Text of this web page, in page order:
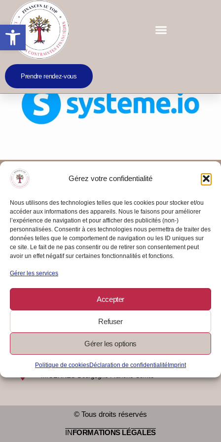
Gérez votre confidentialité
Nous utilisons des technologies telles que les cookies pour stocker et/ou
accéder aux informations des appareils. Nous le faisons pour améliorer
l’expérience de navigation et pour afficher des publicités (non-)
personnalisées. Consentir à ces technologies nous permettra de traiter des
données telles que le comportement de navigation ou les ID uniques sur
ce site. Le fait de ne pas consentir ou de retirer son consentement peut
avoir un effet négatif sur certaines fonctionnalités et fonctions.
Gérer les services
Accepter
Refuser
Gérer les options
Politique de cookiesDéclaration de confidentialité Imprint
Ouvrir la barre d’outils
Prendre rendez-vous
Une plateforme marketing tout-en-
un
RESSOURCES
System.io, la plateforme marketing tout-en-un
17/06/2024 / 0 Commentaire Lire La Suite
07 83 17 81 04
© Tous droits réservés
INFORMATIONS LÉGALES